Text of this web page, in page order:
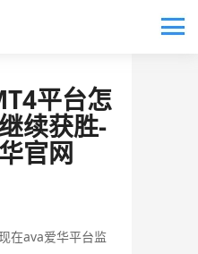
平台怎
续获胜-
官网
在ava爱华平台监